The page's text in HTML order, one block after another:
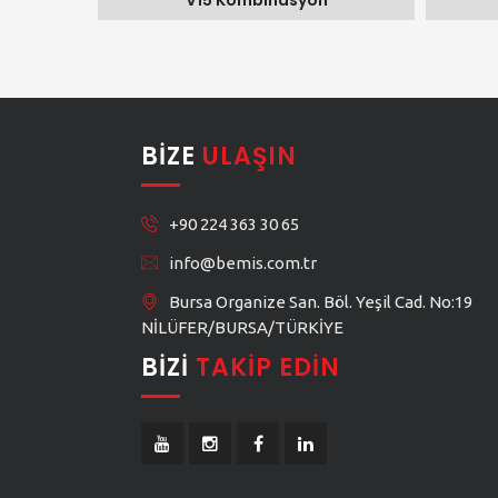
BIZE ULAŞIN
+90 224 363 30 65
info@bemis.com.tr
Bursa Organize San. Böl. Yeşil Cad. No:19
NİLÜFER/BURSA/TÜRKİYE
BIZI TAKIP EDIN